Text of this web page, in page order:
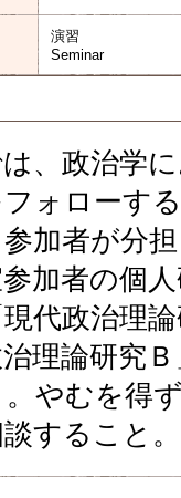
演習
Seminar
、政治学
ォローす
加者が分
加者の個
代政治理
理論研究
やむを得
すること。